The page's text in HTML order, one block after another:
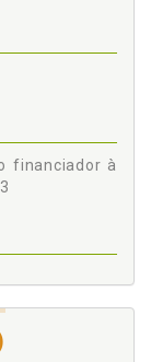
financiador à